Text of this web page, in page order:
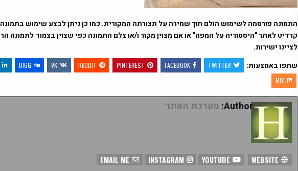
התמונה פורסמה לשימוש הולם תוך שמירה על תצורתה המקורית. כמו כן ניתן לבצע שימוש
קרדיט לאתר "היסטוריה על המפה" או אם מצוין מקור ו/או צלם התמונה כפי שצוין בצמוד לתמונה
לציינו ישירות.
שתפו באמצעות:
TWITTER
FACEBOOK
PINTEREST
REDDIT
VK
DIGG
MIX
Author: מערכת האתר
INSTAGRAM